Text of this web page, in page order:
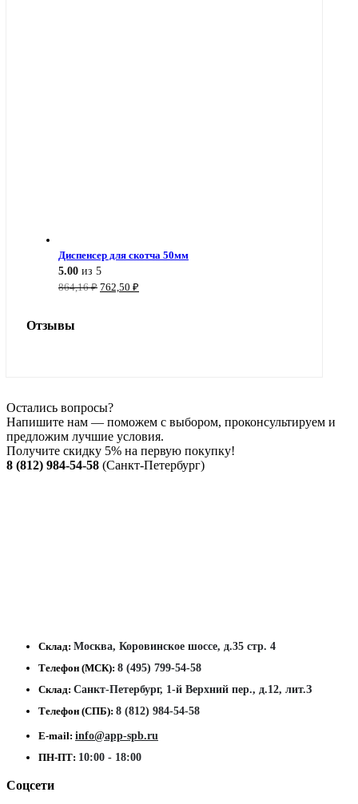
Диспенсер для скотча 50мм
5.00 из 5
864,16₽ Первоначальная
762,50 ₽
Отзывы
Остались вопросы?
Напишите нам — поможем с выбором, проконсультируем и
предложим лучшие условия.
Получите скидку 5% на первую покупку!
8 (812) 984-54-58 (Санкт-Петербург)
Склад: Москва, Коровинское шоссе, д.35 стр. 4
Телефон (МСК): 8 (495) 799-54-58
Склад: Санкт-Петербург, 1-й Верхний пер., д.12, лит.З
Телефон (СПБ): 8 (812) 984-54-58
E-mail: info@app-spb.ru
ПН-ПТ: 10:00 - 18:00
Соцсети